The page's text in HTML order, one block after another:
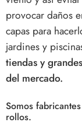
provocar daños
capas para
jardines y
tiendas y
del mercado.
Somos
rollos.